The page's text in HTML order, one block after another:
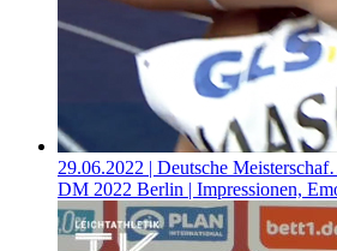
29.06.2022 | Deutsche
DM 2022 Berlin | Impressionen,